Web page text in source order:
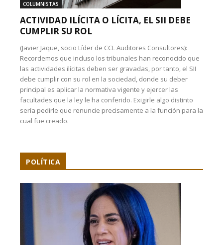
COLUMNISTAS
ACTIVIDAD ILÍCITA O LÍCITA, EL SII DEBE
CUMPLIR SU ROL
(Javier Jaque, socio Líder de CCL Auditores Consultores):
Recordemos que incluso los tribunales han reconocido que
las actividades ilícitas deben ser gravadas, por tanto, el SII
debe cumplir con su rol en la sociedad, donde su deber
principal es aplicar la normativa vigente y ejercer las
facultades que la ley le ha conferido. Exigirle algo distinto
sería pedirle que renuncie precisamente a la función para la
cual fue creado.
POLÍTICA